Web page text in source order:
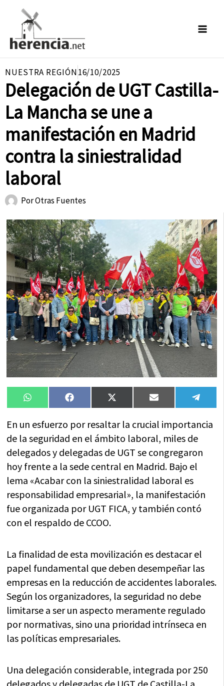
contenido
NUESTRA REGIÓN16/10/2025
Delegación de UGT Castilla-
La Mancha se une a
manifestación en Madrid
contra la siniestralidad
laboral
PorOtras Fuentes
Compartir
en
WhatsAppCompartir
en
FacebookCompartir
en
X
(Twitter)
Compartir
en
Email
en
En un esfuerzo por resaltar la crucial importancia
de la seguridad en el ámbito laboral, miles de
delegados y delegadas de UGT se congregaron
hoy frente a la sede central en Madrid. Bajo el
lema «Acabar con la siniestralidad laboral es
responsabilidad empresarial», la manifestación
fue organizada por UGT FICA, y también contó
con el respaldo de CCOO.
La finalidad de esta movilización es destacar el
papel fundamental que deben desempeñar las
empresas en la reducción de accidentes laborales.
Según los organizadores, la seguridad no debe
limitarse a ser un aspecto meramente regulado
por normativas, sino una prioridad intrínseca en
las políticas empresariales.
Una delegación considerable, integrada por 250